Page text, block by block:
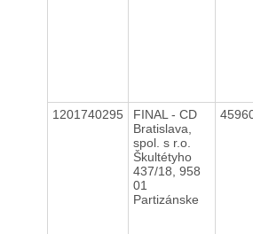
1201740295
FINAL - CD
Bratislava,
spol. s r.o.
Škultétyho
437/18, 958
01
Partizánske